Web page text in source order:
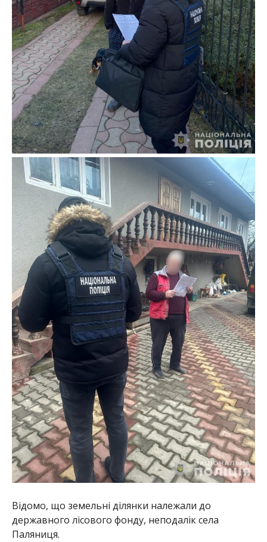
Відомо, що земельні ділянки належали до
державного лісового фонду, неподалік села
Паляниця.